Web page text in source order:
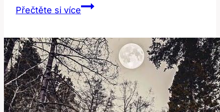
Přečtěte si víceGuys:
používat
toto
populární
slovo?